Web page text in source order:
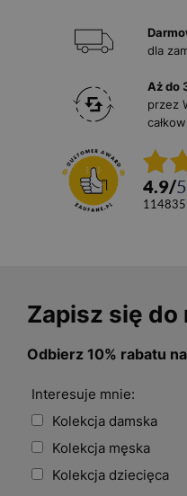
dla
Aż do
przez
4.9/5
114835
Zapisz się
Odbierz 10% rabatu
Interesuje mnie:
Kolekcja damska
Kolekcja męska
Kolekcja dziecięca